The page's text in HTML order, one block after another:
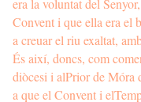
era la voluntat del
Convent i que ella era el
a creuar el riu exaltat,
És així, doncs, com
diòcesi i alPrior de Móra
a que el Convent i